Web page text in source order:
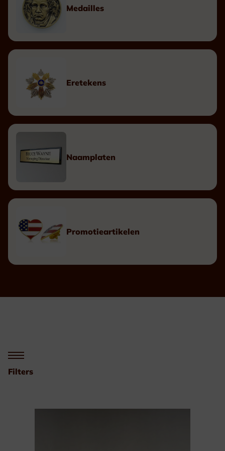
Medailles
Eretekens
Naamplaten
Promotieartikelen
Filters